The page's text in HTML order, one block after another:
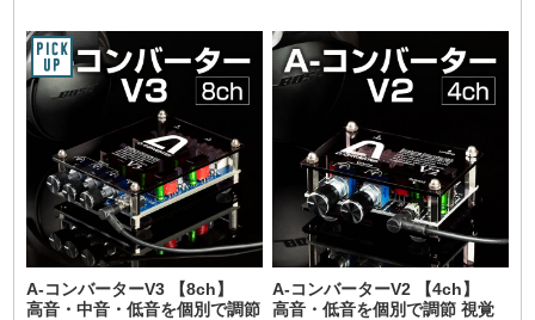
A-コンバーターV3 【8ch】
高音・中音・低音を個別で調節
A-コンバーターV2 【4ch】
高音・低音を個別で調節 視覚